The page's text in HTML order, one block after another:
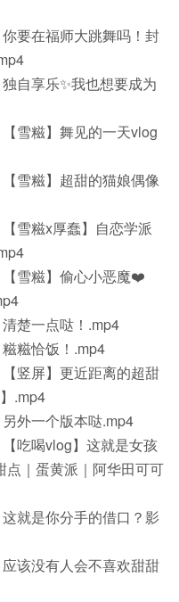
要在福师大跳舞吗！封
自享乐✨我也想要成为
雪糍】舞见的一天vlog
雪糍】超甜的猫娘偶像
雪糍x厚蠢】自恋学派
雪糍】偷心小恶魔❤️
楚一点哒！.mp4
糍恰饭！.mp4
竖屏】更近距离的超甜
.mp4
外一个版本哒.mp4
吃喝vlog】这就是女孩
点｜蛋黄派｜阿华田可可
就是你分手的借口？影
该没有人会不喜欢甜甜